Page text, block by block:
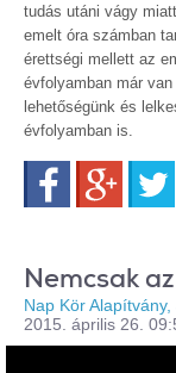
tudás utáni vágy
emelt óra számban
érettségi mellett az
évfolyamban már
lehetőségünk és
évfolyamban is.
FacebookGoogle+
Nemcsak
Nap Kör
2015. április 26.